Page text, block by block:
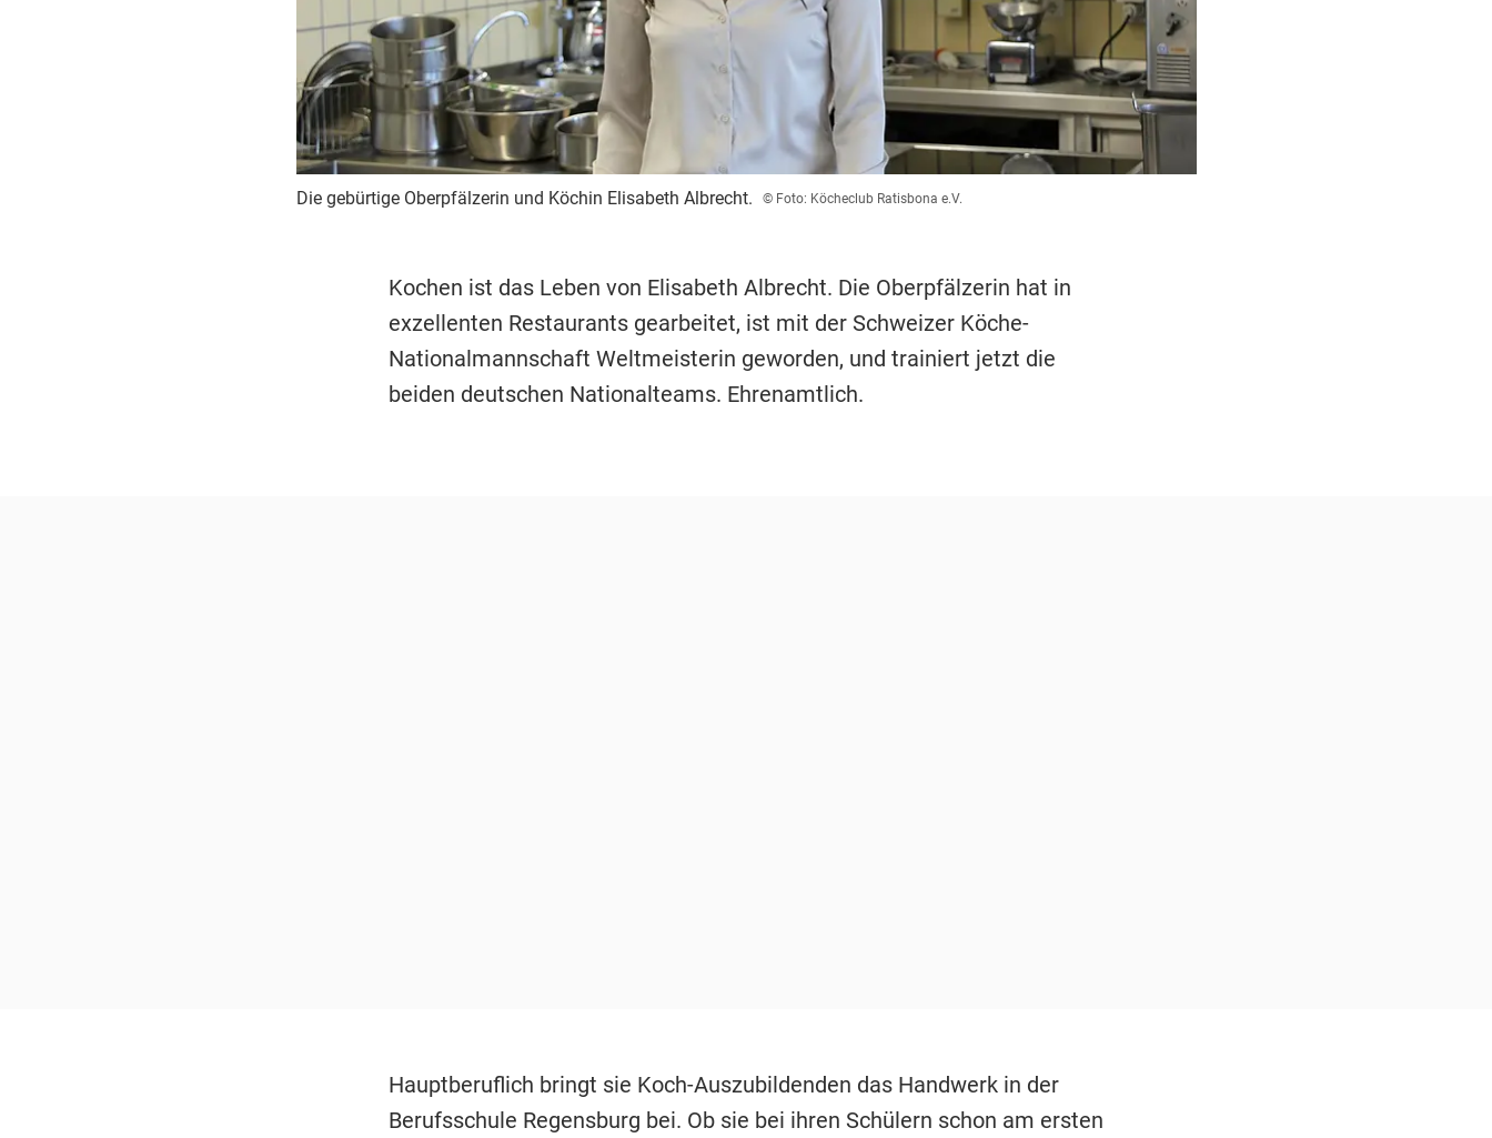
Die gebürtige Oberpfälzerin und Köchin Elisabeth Albrecht. © Foto: Köcheclub Ratisbona e.V.
Kochen ist das Leben von Elisabeth Albrecht. Die Oberpfälzerin hat in
exzellenten Restaurants gearbeitet, ist mit der Schweizer Köche-
Nationalmannschaft Weltmeisterin geworden, und trainiert jetzt die
beiden deutschen Nationalteams. Ehrenamtlich.
Hauptberuflich bringt sie Koch-Auszubildenden das Handwerk in der
Berufsschule Regensburg bei. Ob sie bei ihren Schülern schon am ersten